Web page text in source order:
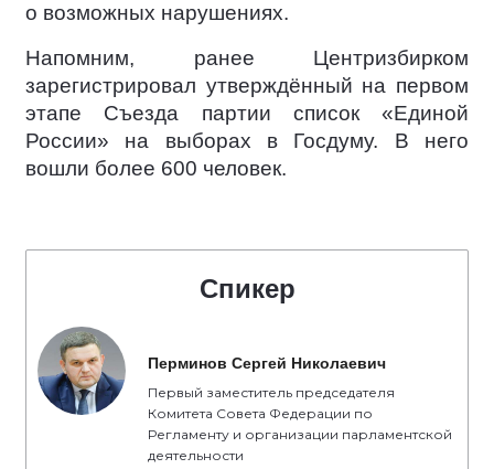
о возможных нарушениях.
Напомним, ранее Центризбирком
зарегистрировал утверждённый на первом
этапе Съезда партии список «Единой
России» на выборах в Госдуму. В него
вошли более 600 человек.
Спикер
Перминов Сергей Николаевич
Первый заместитель председателя
Комитета Совета Федерации по
Регламенту и организации парламентской
деятельности